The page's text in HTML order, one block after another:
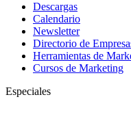
Descargas
Calendario
Newsletter
Directorio de
Herramientas de
Cursos de Marketing
Especiales